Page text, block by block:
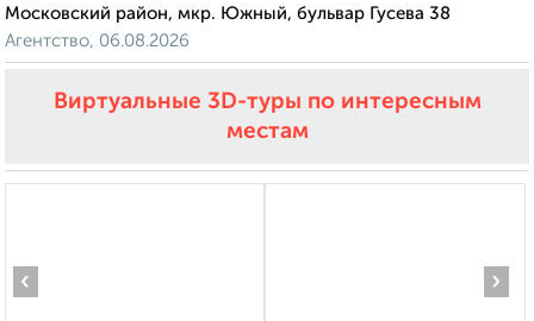
Московский район, мкр. Южный, бульвар Гусева 38
Агентство, 06.08.2026
Виртуальные 3D-туры по интересным
местам
‹ ›